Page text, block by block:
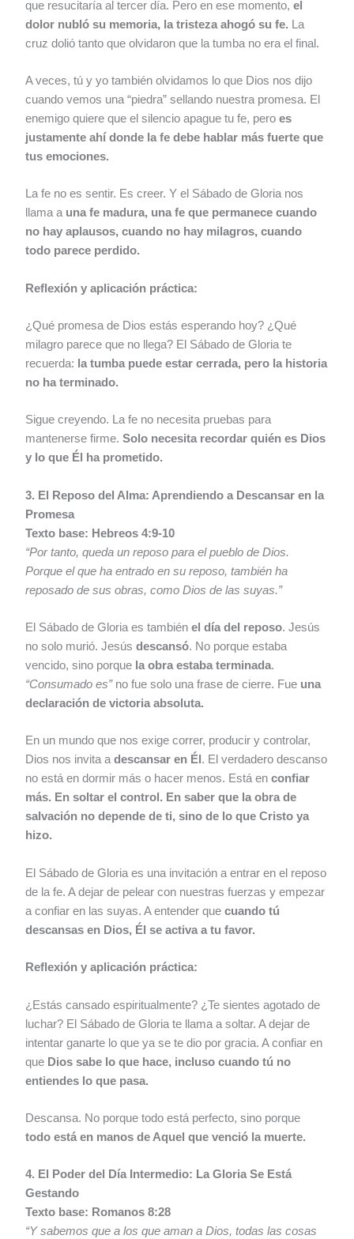
que resucitaría al tercer día. Pero en ese momento,el
dolor nubló su memoria, la tristeza ahogó su fe. La
cruz dolió tanto que olvidaron que la tumba no era el final.
A veces, tú y yo también olvidamos lo que Dios nos dijo
cuando vemos una “piedra” sellando nuestra promesa. El
enemigo quiere que el silencio apague tu fe, peroes
justamente ahí donde la fe debe hablar más fuerte que
tus emociones.
La fe no es sentir. Es creer. Y el Sábado de Gloria nos
llama a una fe madura, una fe que permanece cuando
no hay aplausos, cuando no hay milagros, cuando
todo parece perdido.
Reflexión y aplicación práctica:
¿Qué promesa de Dios estás esperando hoy? ¿Qué
milagro parece que no llega? El Sábado de Gloria te
recuerda: la tumba puede estar cerrada, pero la historia
no ha terminado.
Sigue creyendo. La fe no necesita pruebas para
mantenerse firme.Solo necesita recordar quién es Dios
y lo que Él ha prometido.
3. El Reposo del Alma: Aprendiendo a Descansar en la
Promesa
Texto base: Hebreos 4:9-10
“Por tanto, queda un reposo para el pueblo de Dios.
Porque el que ha entrado en su reposo, también ha
reposado de sus obras, como Dios de las suyas.”
El Sábado de Gloria es tambiénel día del reposo. Jesús
no solo murió. Jesúsdescansó. No porque estaba
vencido, sino porque la obra estaba terminada.
“Consumado es”no fue solo una frase de cierre. Fue una
declaración de victoria absoluta.
En un mundo que nos exige correr, producir y controlar,
Dios nos invita adescansar en Él . El verdadero descanso
no está en dormir más o hacer menos. Está enconfiar
más. En soltar el control. En saber que la obra de
salvación no depende de ti, sino de lo que Cristo ya
hizo.
El Sábado de Gloria es una invitación a entrar en el reposo
de la fe. A dejar de pelear con nuestras fuerzas y empezar
a confiar en las suyas. A entender quecuando tú
descansas en Dios, Él se activa a tu favor.
Reflexión y aplicación práctica:
¿Estás cansado espiritualmente? ¿Te sientes agotado de
luchar? El Sábado de Gloria te llama a soltar. A dejar de
intentar ganarte lo que ya se te dio por gracia. A confiar en
que Dios sabe lo que hace, incluso cuando tú no
entiendes lo que pasa.
Descansa. No porque todo está perfecto, sino porque
todo está en manos de Aquel que venció la muerte.
4. El Poder del Día Intermedio: La Gloria Se Está
Gestando
Texto base: Romanos 8:28
“Y sabemos que a los que aman a Dios, todas las cosas